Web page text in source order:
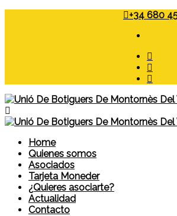
+34 680
Home
Quienes somos
Asociados
Tarjeta Moneder
¿Quieres asociarte?
Actualidad
Contacto